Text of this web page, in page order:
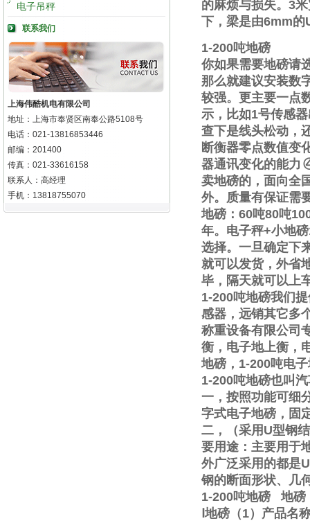
电子吊秤
联系我们
上海伟酷机电有限公司
地址：上海市奉贤区南奉公路5108号
电话：021-13816853446
邮编：201400
传真：021-33616158
联系人：高经理
手机：13818755070
的麻烦与损失。 3
下，梁是由6mm的
1-200吨地磅
你如果需要地磅请
那么就建议安装数
较强。更主要一点
示，比如1号传感
查下是线头松动，
断衡器零点数值变
器通讯变化的能力
卖地磅的，面向全
外。质量有保证需
地磅： 60吨80吨
年。电子秤+小地磅
选择。一旦确定下
就可以发货，外省
毕，隔天就可以上
1-200吨地磅我们
感器，远销其它多
称重设备有限公司
衡，电子地上衡，
地磅， 1-200吨电
1-200吨地磅也叫
一，按照功能可细
字式电子地磅，固
二，（采用 U型钢
要用途：主要用于
外广泛采用的都是U
钢的断面形状、几
1-200吨地磅
地磅
地磅（1）产品名